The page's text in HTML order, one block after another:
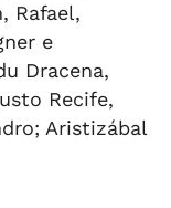
Rafael,
e
Dracena,
Recife,
Aristizábal